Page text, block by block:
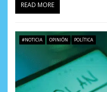
READ MORE
#NOTICIA OPINIÓN POLÍTICA